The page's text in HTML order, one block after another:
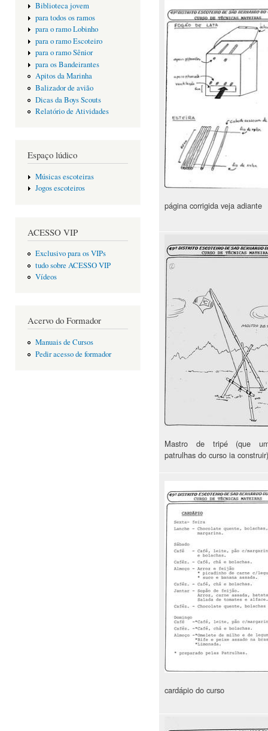
Biblioteca jovem
para todos os ramos
para o ramo Lobinho
para o ramo Escoteiro
para o ramo Sênior
para os Bandeirantes
Apitos da Marinha
Balizador de avião
Dicas da Boys Scouts
Relatório de Atividades
Espaço lúdico
Músicas escoteiras
Jogos escoteiros
ACESSO VIP
Exclusivo para os VIPs
tudo sobre ACESSO VIP
Vídeos
Acervo do Formador
Manuais de Cursos
Pedir acesso de formador
página corrigida veja adiante
Mastro de tripé (que
patrulhas do curso ia construir)
cardápio do curso